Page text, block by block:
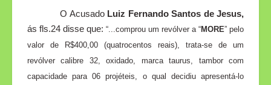
O Acusado Luiz Fernando Santos de Jesus,
ás fls.24 disse que: “...comprou um revólver a “MORE” pelo
valor de R$400,00 (quatrocentos reais), trata-se de um
revólver calibre 32, oxidado, marca taurus, tambor com
capacidade para 06 projéteis, o qual decidiu apresentá-lo